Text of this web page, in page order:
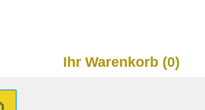
Ihr Warenkorb (0)